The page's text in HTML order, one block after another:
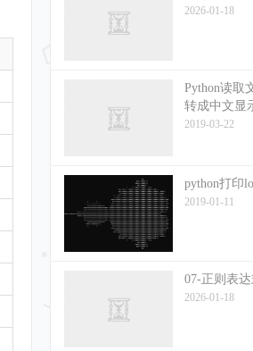
2026-01-18
Python读取
转成中文显
2019-03-22
python打印
2019-01-11
07-正则表
2026-01-18